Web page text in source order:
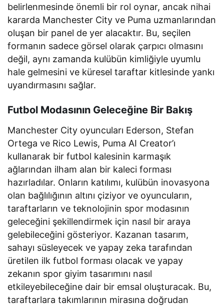
belirlenmesinde önemli bir rol oynar, ancak nihai
kararda Manchester City ve Puma uzmanlarından
oluşan bir panel de yer alacaktır. Bu, seçilen
formanın sadece görsel olarak çarpıcı olmasını
değil, aynı zamanda kulübün kimliğiyle uyumlu
hale gelmesini ve küresel taraftar kitlesinde yankı
uyandırmasını sağlar.
Futbol Modasının Geleceğine Bir Bakış
Manchester City oyuncuları Ederson, Stefan
Ortega ve Rico Lewis, Puma AI Creator’ı
kullanarak bir futbol kalesinin karmaşık
ağlarından ilham alan bir kaleci forması
hazırladılar. Onların katılımı, kulübün inovasyona
olan bağlılığının altını çiziyor ve oyuncuların,
taraftarların ve teknolojinin spor modasının
geleceğini şekillendirmek için nasıl bir araya
gelebileceğini gösteriyor. Kazanan tasarım,
sahayı süsleyecek ve yapay zeka tarafından
üretilen ilk futbol forması olacak ve yapay
zekanın spor giyim tasarımını nasıl
etkileyebileceğine dair bir emsal oluşturacak. Bu,
taraftarlara takımlarının mirasına doğrudan